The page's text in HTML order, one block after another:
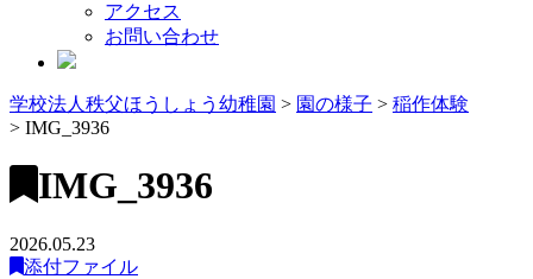
アクセス
お問い合わせ
学校法人秩父ほうしょう幼稚園 > 園の様子 > 稲作体験
> IMG_3936
IMG_3936
2026.05.23
添付ファイル